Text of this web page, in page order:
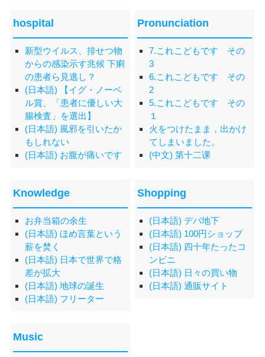
hospital
新型ウイルス、排せつ物
からの感染示す兆候 下痢
の患者ら見逃し？
(日本語) 【イグ・ノーベ
ル賞、「患者に優しい大
腸検査」を選出】
(日本語) 風邪を引いたか
もしれない
(日本語) お腹が痛いです
Pronunciation
7.これこどもです その
3
6.これこどもです その
2
5.これこどもです その
１
火をつけたまま，出かけ
てしまいました。
(中文) 第十二课
Knowledge
お弁当箱の余生
(日本語) ほめ言葉という
薪を焚く
(日本語) 日本で世界で格
差が拡大
(日本語) 地球の誕生
(日本語) フリーター
Shopping
(日本語) デパ地下
(日本語) 100円ショップ
(日本語) 四十年たったコ
ンビニ
(日本語) 日々の買い物
(日本語) 通販サイト
Music